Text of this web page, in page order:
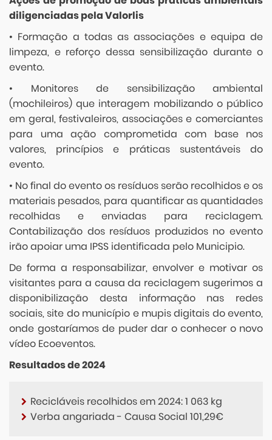
diligenciadas pela Valorlis
• Formação a todas as associações e equipa de
limpeza, e reforço dessa sensibilização durante o
evento.
• Monitores de sensibilização ambiental
(mochileiros) que interagem mobilizando o público
em geral, festivaleiros, associações e comerciantes
para uma ação comprometida com base nos
valores, princípios e práticas sustentáveis do
evento.
• No final do evento os resíduos serão recolhidos e os
materiais pesados, para quantificar as quantidades
recolhidas e enviadas para reciclagem.
Contabilização dos resíduos produzidos no evento
irão apoiar uma IPSS identificada pelo Municipio.
De forma a responsabilizar, envolver e motivar os
visitantes para a causa da reciclagem sugerimos a
disponibilização desta informação nas redes
sociais, site do município e mupis digitais do evento,
onde gostaríamos de puder dar o conhecer o novo
vídeo Ecoeventos.
Resultados de 2024
Recicláveis recolhidos em 2024: 1 063 kg
Verba angariada - Causa Social 101,29€